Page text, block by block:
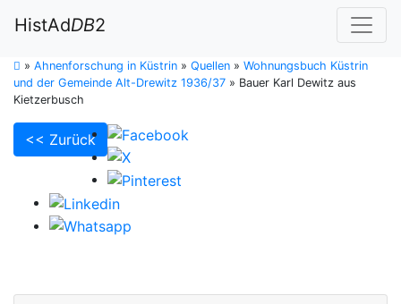
HistAdDB2
» Ahnenforschung in Küstrin » Quellen » Wohnungsbuch Küstrin
und der Gemeinde Alt-Drewitz 1936/37 » Bauer Karl Dewitz aus
Kietzerbusch
<< Zurück